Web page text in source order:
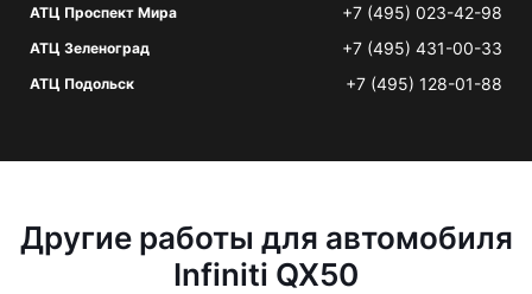
АТЦ Проспект Мира +7 (495) 023-42-98
АТЦ Зеленоград +7 (495) 431-00-33
АТЦ Подольск +7 (495) 128-01-88
Другие работы для автомобиля
Infiniti QX50